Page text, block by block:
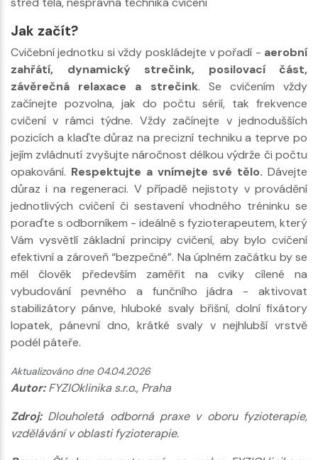
Jak začít?
Cvičební jednotku si vždy poskládejte v pořadí - aerobní
zahřátí, dynamický strečink, posilovací část,
závěrečná relaxace a strečink. Se cvičením vždy
začínejte pozvolna, jak do počtu sérií, tak frekvence
cvičení v rámci týdne. Vždy začínejte v jednodušších
pozicích a klaďte důraz na precizní techniku a teprve po
jejím zvládnutí zvyšujte náročnost délkou výdrže či počtu
opakování. Respektujte a vnímejte své tělo. Dávejte
důraz i na regeneraci. V případě nejistoty v provádění
jednotlivých cvičení či sestavení vhodného tréninku se
poraďte s odborníkem - ideálně s fyzioterapeutem, který
Vám vysvětlí základní principy cvičení, aby bylo cvičení
efektivní a zároveň “bezpečné”. Na úplném začátku by se
měl člověk především zaměřit na cviky cílené na
vybudování pevného a funčního jádra - aktivovat
stabilizátory pánve, hluboké svaly břišní, dolní fixátory
lopatek, pánevní dno, krátké svaly v nejhlubší vrstvě
podél páteře.
Aktualizováno dne 04.04.2026
Autor:FYZIOklinika s.r.o., Praha
Zdroj: Dlouholetá odborná praxe v oboru fyzioterapie,
vzdělávání v oblasti fyzioterapie.